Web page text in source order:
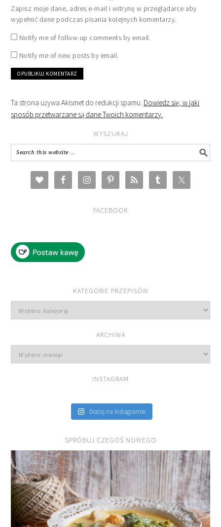
Zapisz moje dane, adres e-mail i witrynę w przeglądarce aby
wypełnić dane podczas pisania kolejnych komentarzy.
Notify me of follow-up comments by email.
Notify me of new posts by email.
Ta strona używa Akismet do redukcji spamu. Dowiedz się, w jaki
sposób przetwarzane są dane Twoich komentarzy.
WYSZUKAJ
FACEBOOK
KATEGORIE PRZEPISÓW
przepisów
ARCHIWA
INSTAGRAM
Dodaj na Instagramie
SPRÓBUJ CZEGOŚ NOWEGO